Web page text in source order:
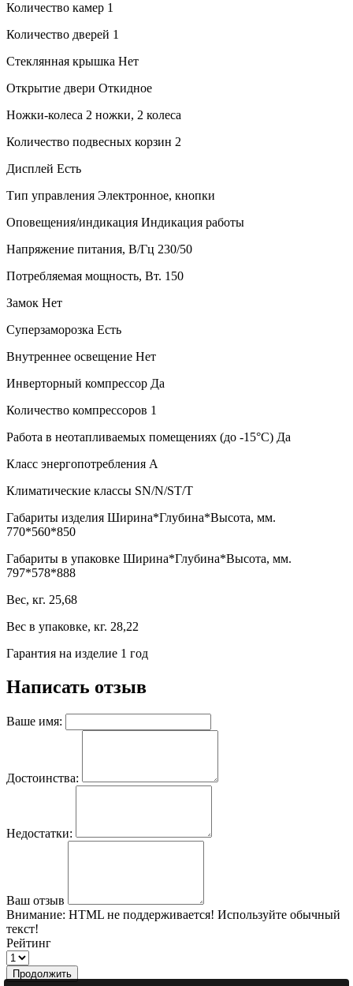
Количество камер 1
Количество дверей 1
Стеклянная крышка Нет
Открытие двери Откидное
Ножки-колеса 2 ножки, 2 колеса
Количество подвесных корзин 2
Дисплей Есть
Тип управления Электронное, кнопки
Оповещения/индикация Индикация работы
Напряжение питания, В/Гц 230/50
Потребляемая мощность, Вт. 150
Замок Нет
Суперзаморозка Есть
Внутреннее освещение Нет
Инверторный компрессор Да
Количество компрессоров 1
Работа в неотапливаемых помещениях (до -15°С) Да
Класс энергопотребления A
Климатические классы SN/N/ST/T
Габариты изделия Ширина*Глубина*Высота, мм.
770*560*850
Габариты в упаковке Ширина*Глубина*Высота, мм.
797*578*888
Вес, кг. 25,68
Вес в упаковке, кг. 28,22
Гарантия на изделие 1 год
Написать отзыв
Ваше имя:
Достоинства:
Недостатки:
Ваш отзыв
Внимание: HTML не поддерживается! Используйте обычный
текст!
Рейтинг
Продолжить